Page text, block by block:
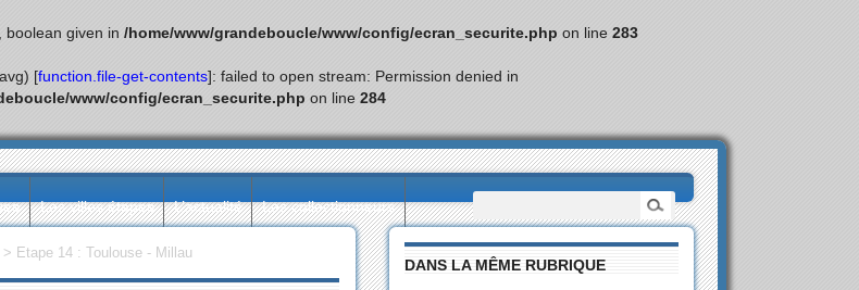
boolean given in /home/www/grandeboucle/www/config/ecran_securite.php on line 283
[function.file-get-contents]: failed to open stream: Permission denied in
www/config/ecran_securite.php on line 284
Les villes étapes L’actualité Les collectionneurs
DANS LA MÊME RUBRIQUE
> Etape 14 : Toulouse - Millau